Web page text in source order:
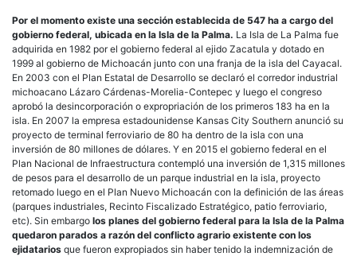
Por el momento existe una sección establecida de 547 ha a cargo del
gobierno federal, ubicada en la Isla de la Palma. La Isla de La Palma fue
adquirida en 1982 por el gobierno federal al ejido Zacatula y dotado en
1999 al gobierno de Michoacán junto con una franja de la isla del Cayacal.
En 2003 con el Plan Estatal de Desarrollo se declaró el corredor industrial
michoacano Lázaro Cárdenas-Morelia-Contepec y luego el congreso
aprobó la desincorporación o expropriación de los primeros 183 ha en la
isla. En 2007 la empresa estadounidense Kansas City Southern anunció su
proyecto de terminal ferroviario de 80 ha dentro de la isla con una
inversión de 80 millones de dólares. Y en 2015 el gobierno federal en el
Plan Nacional de Infraestructura contempló una inversión de 1,315 millones
de pesos para el desarrollo de un parque industrial en la isla, proyecto
retomado luego en el Plan Nuevo Michoacán con la definición de las áreas
(parques industriales, Recinto Fiscalizado Estratégico, patio ferroviario,
etc). Sin embargo los planes del gobierno federal para la Isla de la Palma
quedaron parados a razón del conflicto agrario existente con los
ejidatarios que fueron expropiados sin haber tenido la indemnización de